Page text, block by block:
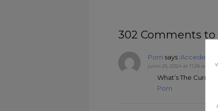
302 Comments to
Porn says :Accede
junio 25, 2024 at 11:28 am
What’s The
Porn